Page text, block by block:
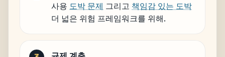
사용 도박 문제 그리고 책임감 있는 도박
더 넓은 위험 프레임워크를 위해.